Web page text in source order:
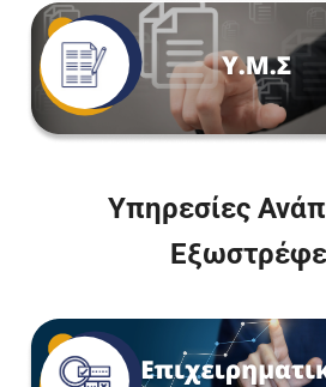
Υπηρεσίες